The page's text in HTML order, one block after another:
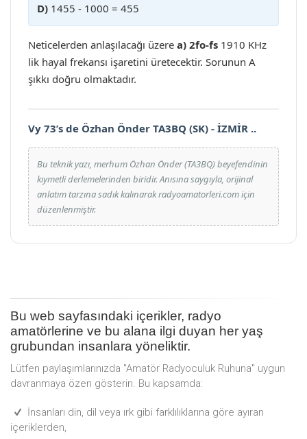
D) 1455 - 1000 = 455
Neticelerden anlaşılacağı üzere a) 2fo-fs 1910 KHz
lik hayal frekansı işaretini üretecektir. Sorunun A
şıkkı doğru olmaktadır.
Vy 73’s de Özhan Önder TA3BQ (SK) - İZMİR ..
Bu teknik yazı, merhum Özhan Önder (TA3BQ) beyefendinin
kıymetli derlemelerinden biridir. Anısına saygıyla, orijinal
anlatım tarzına sadık kalınarak radyoamatorleri.com için
düzenlenmiştir.
Bu web sayfasındaki içerikler, radyo
amatörlerine ve bu alana ilgi duyan her yaş
grubundan insanlara yöneliktir.
Lütfen paylaşımlarınızda "Amatör Radyoculuk Ruhuna" uygun
davranmaya özen gösterin. Bu kapsamda:
İnsanları din, dil veya ırk gibi farklılıklarına göre ayıran
içeriklerden,